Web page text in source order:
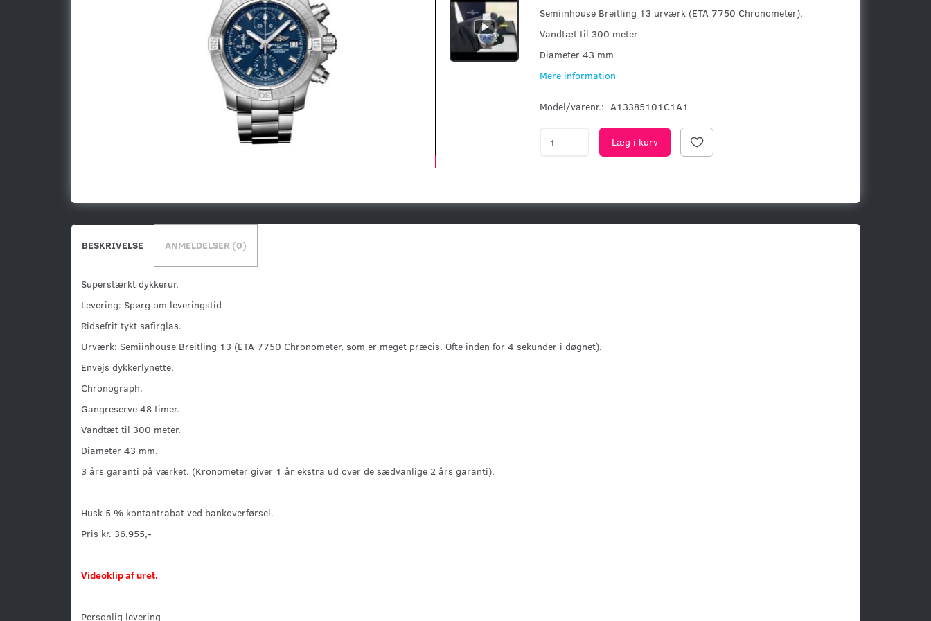
Semiinhouse Breitling 13 urværk (ETA 7750 Chronometer).
Vandtæt til 300 meter
Diameter 43 mm
Mere information
Model/varenr.: A13385101C1A1
Læg i kurv
BESKRIVELSE ANMELDELSER (0)
Superstærkt dykkerur.
Levering: Spørg om leveringstid
Ridsefrit tykt safirglas.
Urværk: Semiinhouse Breitling 13 (ETA 7750 Chronometer, som er meget præcis. Ofte inden for 4 sekunder i døgnet).
Envejs dykkerlynette.
Chronograph.
Gangreserve 48 timer.
Vandtæt til 300 meter.
Diameter 43 mm.
3 års garanti på værket. (Kronometer giver 1 år ekstra ud over de sædvanlige 2 års garanti).
Husk 5 % kontantrabat ved bankoverførsel.
Pris kr. 36.955,-
Videoklip af uret.
Personlig levering